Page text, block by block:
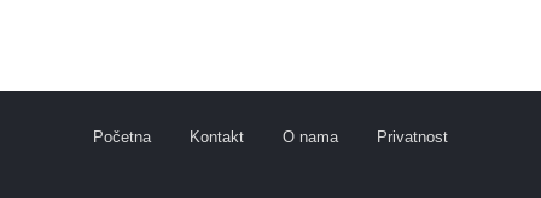
Početna Kontakt O nama Privatnost